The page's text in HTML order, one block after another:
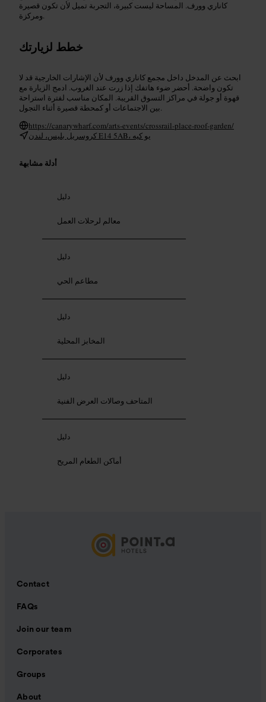
كاناري وورف. المساحة ليست كبيرة، التجربة تميل لأن تكون قصيرة
ومركزة.
خطط لزيارتك
ابحث عن المدخل داخل مجمع كاناري وورف لأن الإشارات الخارجية قد لا
تكون واضحة. أحضر ضوء هاتفك إذا زرت عند الغروب. ادمج الزيارة مع
قهوة أو جولة في مراكز التسوق القريبة. المكان مناسب لفترة استراحة
بين الاجتماعات أو كمحطة قصيرة أثناء التجول.
https://canarywharf.com/arts-events/crossrail-place-roof-garden/
كروسريل بليس، لندن E14 5AB، يو كيه
أدلة مشابهة
دليل
معالم لرحلات العمل
دليل
مطاعم الحي
دليل
المخابز المحلية
دليل
المتاحف وصالات العرض الفنية
دليل
أماكن الطعام المريح
Contact
FAQs
Join our team
Corporates
Groups
About